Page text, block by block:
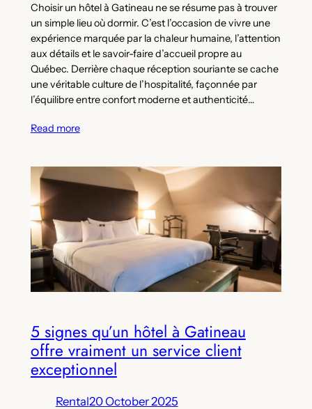
Choisir un hôtel à Gatineau ne se résume pas à trouver
un simple lieu où dormir. C’est l’occasion de vivre une
expérience marquée par la chaleur humaine, l’attention
aux détails et le savoir-faire d’accueil propre au
Québec. Derrière chaque réception souriante se cache
une véritable culture de l’hospitalité, façonnée par
l’équilibre entre confort moderne et authenticité…
Read more
5 signes qu’un hôtel à Gatineau
offre vraiment un service client
exceptionnel
Rental20 October 2025